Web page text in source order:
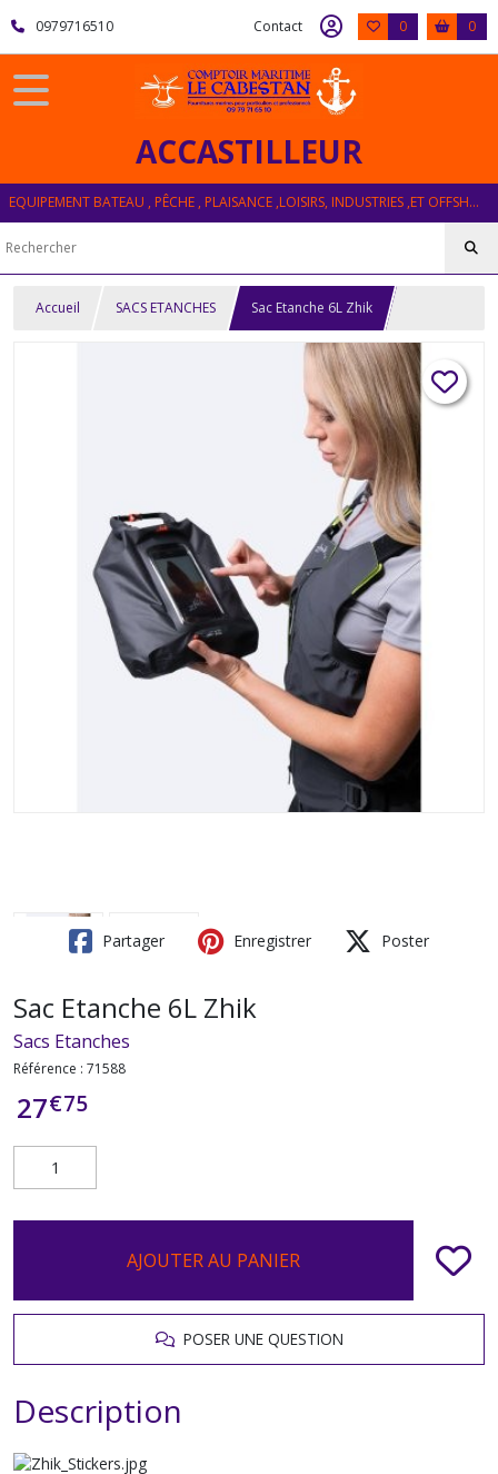
0979716510 Contact 0 0
ACCASTILLEUR
EQUIPEMENT BATEAU , PÊCHE , PLAISANCE ,LOISIRS, INDUSTRIES ,ET OFFSHORE
Accueil SACS ETANCHES Sac Etanche 6L Zhik
Partager Enregistrer Poster
Sac Etanche 6L Zhik
Sacs Etanches
Référence : 71588
27€75
AJOUTER AU PANIER
POSER UNE QUESTION
Description